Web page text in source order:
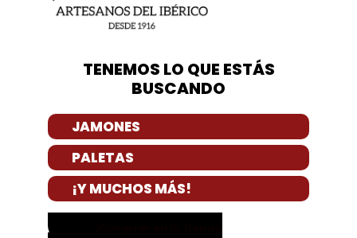
TENEMOS LO QUE ESTÁS
BUSCANDO
JAMONES
PALETAS
¡Y MUCHOS MÁS!